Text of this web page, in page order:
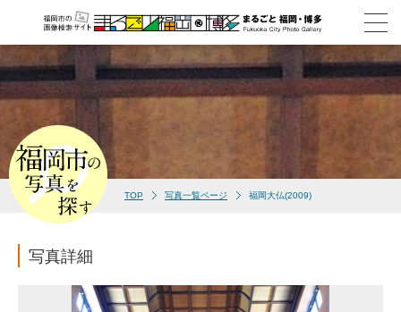
TOP 写真一覧ページ 福岡大仏(2009)
写真詳細